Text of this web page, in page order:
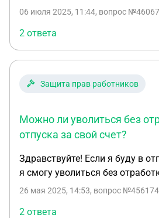
если у меня ухудшилось
хочу уволиться ? Хотят
больницу, а они говорят,
могут не выдать деньги.
06 июля 2025, 11:44, вопрос
2 ответа
Защита прав работников
Можно ли уволиться без
отпуска за свой счет?
Здравствуйте! Если я буду в
я смогу уволиться без
26 мая 2025, 14:53, вопрос
2 ответа